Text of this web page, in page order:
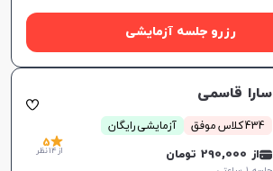
رزرو جلسه آزمایشی
سارا قاسمی
434 کلاس موفق آزمایشی رایگان
از 290,000 تومان
5
از 14 نظر